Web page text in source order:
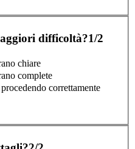
difficoltà?1/2
chiare
complete
correttamente